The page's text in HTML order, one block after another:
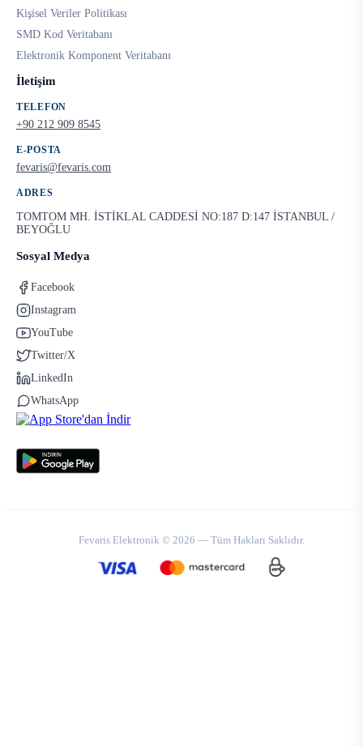
Kişisel Veriler Politikası
SMD Kod Veritabanı
Elektronik Komponent Veritabanı
İletişim
TELEFON
+90 212 909 8545
E-POSTA
fevaris@fevaris.com
ADRES
TOMTOM MH. İSTİKLAL CADDESİ NO:187 D:147 İSTANBUL /
BEYOĞLU
Sosyal Medya
Facebook
Instagram
YouTube
Twitter/X
LinkedIn
WhatsApp
Fevaris Elektronik © 2026 — Tüm Hakları Saklıdır.